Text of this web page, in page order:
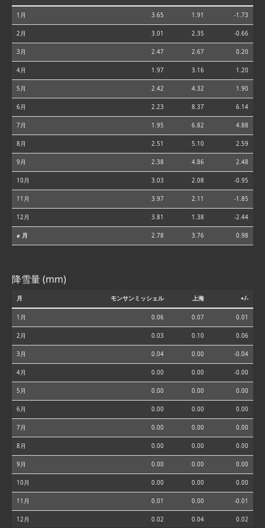
1月 3.65 1.91 -1.73
2月 3.01 2.35 -0.66
3月 2.47 2.67 0.20
4月 1.97 3.16 1.20
5月 2.42 4.32 1.90
6月 2.23 8.37 6.14
7月 1.95 6.82 4.88
8月 2.51 5.10 2.59
9月 2.38 4.86 2.48
10月 3.03 2.08 -0.95
11月 3.97 2.11 -1.85
12月 3.81 1.38 -2.44
⌀ 月 2.78 3.76 0.98
降雪量 (mm)
月 モンサンミッシェル 上海 +/-
1月 0.06 0.07 0.01
2月 0.03 0.10 0.06
3月 0.04 0.00 -0.04
4月 0.00 0.00 -0.00
5月 0.00 0.00 0.00
6月 0.00 0.00 0.00
7月 0.00 0.00 0.00
8月 0.00 0.00 0.00
9月 0.00 0.00 0.00
10月 0.00 0.00 0.00
11月 0.01 0.00 -0.01
12月 0.02 0.04 0.02